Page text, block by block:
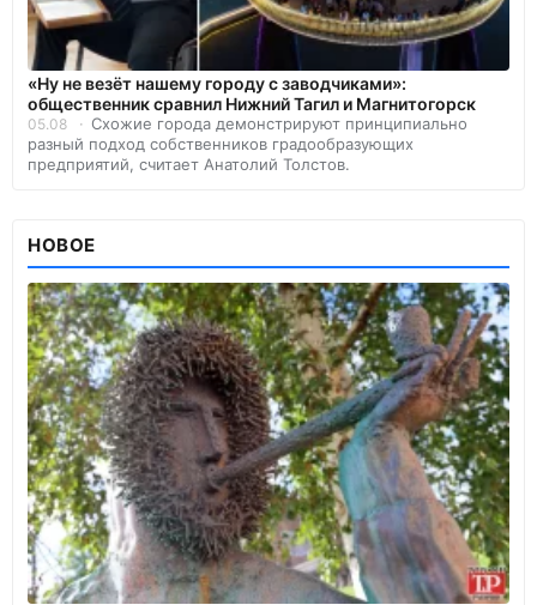
«Ну не везёт нашему городу с заводчиками»:
общественник сравнил Нижний Тагил и Магнитогорск
05.08
Схожие города демонстрируют принципиально
разный подход собственников градообразующих
предприятий, считает Анатолий Толстов.
НОВОЕ